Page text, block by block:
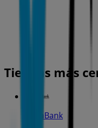
Tiendas más
CaixaBank